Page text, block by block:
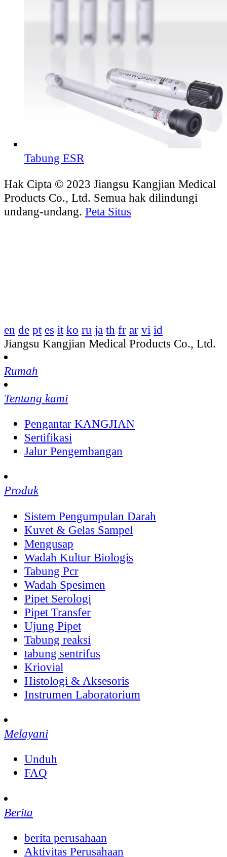
Tabung ESR
Hak Cipta © 2023 Jiangsu Kangjian Medical
Products Co., Ltd. Semua hak dilindungi
undang-undang. Peta Situs
en de pt es it ko ru ja th fr ar vi id
Jiangsu Kangjian Medical Products Co., Ltd.
Rumah
Tentang kami
Pengantar KANGJIAN
Sertifikasi
Jalur Pengembangan
Produk
Sistem Pengumpulan Darah
Kuvet & Gelas Sampel
Mengusap
Wadah Kultur Biologis
Tabung Pcr
Wadah Spesimen
Pipet Serologi
Pipet Transfer
Ujung Pipet
Tabung reaksi
tabung sentrifus
Kriovial
Histologi & Aksesoris
Instrumen Laboratorium
Melayani
Unduh
FAQ
Berita
berita perusahaan
Aktivitas Perusahaan